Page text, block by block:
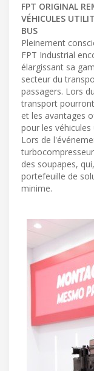
FPT ORIGINAL
VÉHICULES
BUS
Pleinement
FPT Industrial
élargissant sa
secteur du
passagers. Lors
transport
et les avantages
pour les
Lors de
des soupapes,
portefeuille de
minime.